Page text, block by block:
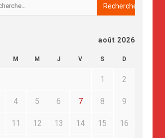
août 2026
M M J V S D
1 2
4 5 6 7 8 9
11 12 13 14 15 16